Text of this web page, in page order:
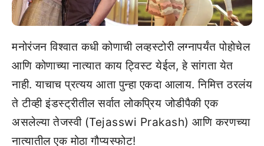
मनोरंजन विश्वात कधी कोणाची लव्हस्टोरी लग्नापर्यंत पोहोचेल
आणि कोणाच्या नात्यात काय ट्विस्ट येईल, हे सांगता येत
नाही. याचाच प्रत्यय आता पुन्हा एकदा आलाय. निमित्त ठरलंय
ते टीव्ही इंडस्ट्रीतील सर्वात लोकप्रिय जोडीपैकी एक
असलेल्या तेजस्वी (Tejasswi Prakash) आणि करणच्या
नात्यातील एक मोठा गौप्यस्फोट!